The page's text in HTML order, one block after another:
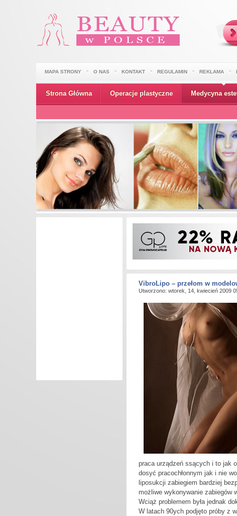
MAPA STRONY O NAS KONTAKT REGULAMIN REKLAMA
Strona Główna Operacje plastyczne Medycyna
VibroLipo – przełom w
Utworzono: wtorek, 14, kwiecień 2009
praca urządzeń ssących i to jak
dosyć pracochłonnym jak i nie
liposukcji zabiegiem bardziej
możliwe wykonywanie zabiegów
Wciąż problemem była jednak
W latach 90ych podjęto próby z